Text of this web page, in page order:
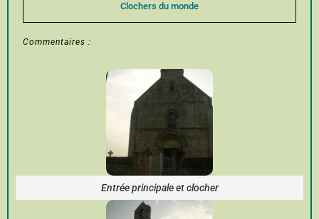
Clochers du monde
Commentaires :
Entrée principale et clocher